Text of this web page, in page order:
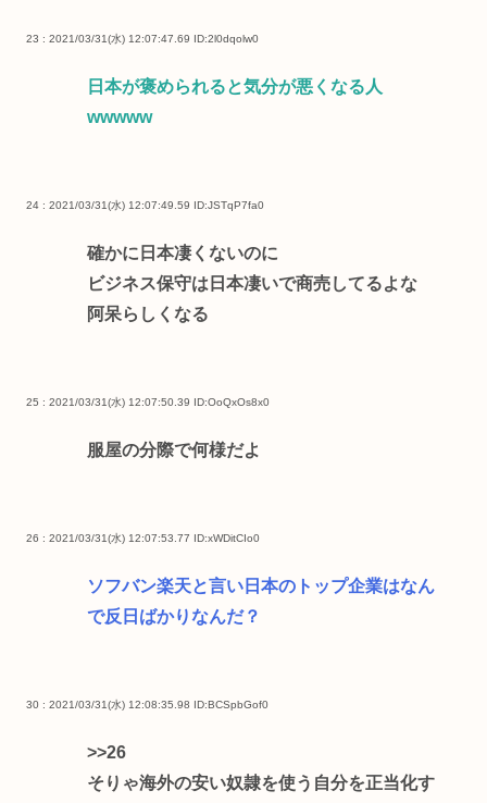
23 : 2021/03/31(水) 12:07:47.69 ID:2l0dqolw0
日本が褒められると気分が悪くなる人
wwwww
24 : 2021/03/31(水) 12:07:49.59 ID:JSTqP7fa0
確かに日本凄くないのに
ビジネス保守は日本凄いで商売してるよな
阿呆らしくなる
25 : 2021/03/31(水) 12:07:50.39 ID:OoQxOs8x0
服屋の分際で何様だよ
26 : 2021/03/31(水) 12:07:53.77 ID:xWDitCIo0
ソフバン楽天と言い日本のトップ企業はなん
で反日ばかりなんだ？
30 : 2021/03/31(水) 12:08:35.98 ID:BCSpbGof0
>>26
そりゃ海外の安い奴隷を使う自分を正当化す